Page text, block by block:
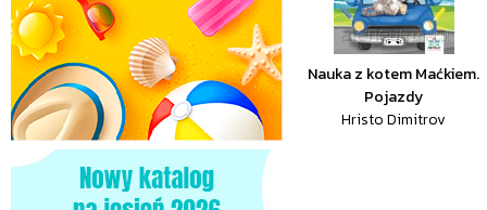
Nauka z kotem Maćkiem.
Pojazdy
Hristo Dimitrov